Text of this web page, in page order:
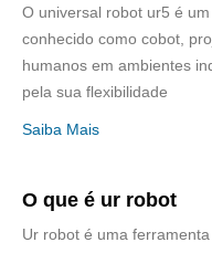
O universal robot ur5 é
conhecido como cobot,
humanos em ambientes
pela sua flexibilidade
Saiba Mais
O que é ur robot
Ur robot é uma